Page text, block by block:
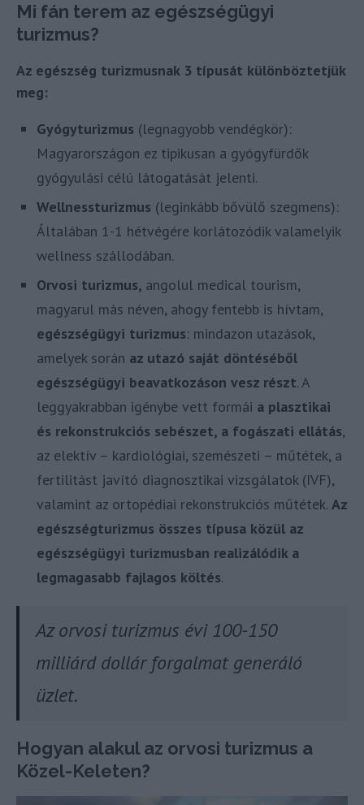
Mi fán terem az egészségügyi
turizmus?
Az egészség turizmusnak 3 típusát különböztetjük
meg:
Gyógyturizmus (legnagyobb vendégkör):
Magyarországon ez tipikusan a gyógyfürdők
gyógyulási célú látogatását jelenti.
Wellnessturizmus (leginkább bővülő szegmens):
Általában 1-1 hétvégére korlátozódik valamelyik
wellness szállodában.
Orvosi turizmus, angolul medical tourism,
magyarul más néven, ahogy fentebb is hívtam,
egészségügyi turizmus: mindazon utazások,
amelyek során az utazó saját döntéséből
egészségügyi beavatkozáson vesz részt. A
leggyakrabban igénybe vett formái a plasztikai
és rekonstrukciós sebészet, a fogászati ellátás,
az elektív – kardiológiai, szemészeti – műtétek, a
fertilitást javító diagnosztikai vizsgálatok (IVF),
valamint az ortopédiai rekonstrukciós műtétek. Az
egészségturizmus összes típusa közül az
egészségügyi turizmusban realizálódik a
legmagasabb fajlagos költés.
Az orvosi turizmus évi 100-150
milliárd dollár forgalmat generáló
üzlet.
Hogyan alakul az orvosi turizmus a
Közel-Keleten?